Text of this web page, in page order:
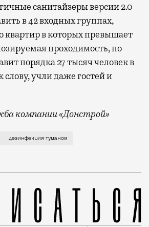
санитайзеры версии 2.0
в 42 входных группах,
квартир в которых превышает
проходимость, по
порядка 27 тысяч человек в
слову, учли даже гостей и
компании «Донстрой»
смещен в тему
дезинфекция туманом